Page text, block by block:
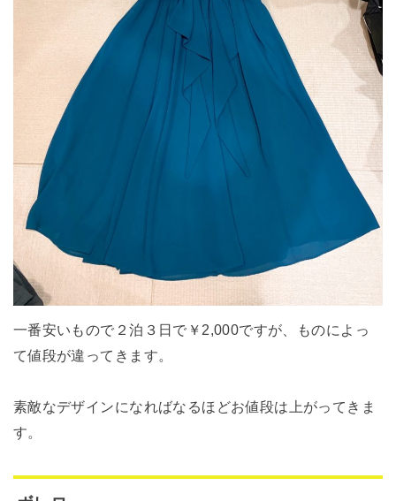
一番安いもので２泊３日で￥2,000ですが、ものによっ
て値段が違ってきます。
素敵なデザインになればなるほどお値段は上がってきま
す。